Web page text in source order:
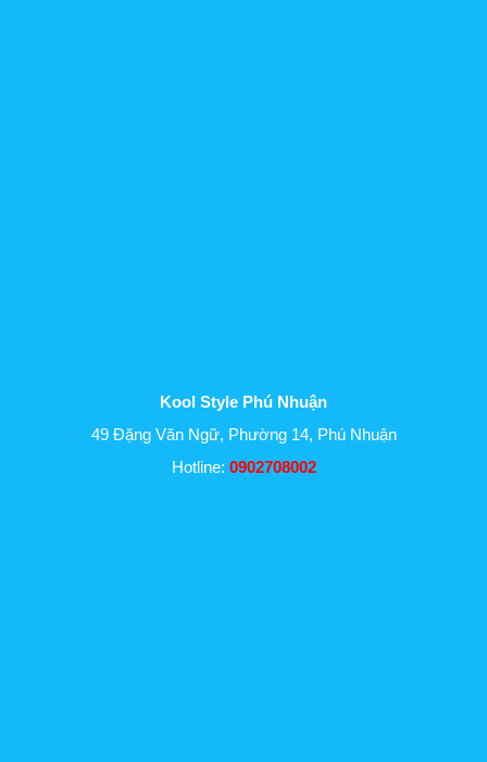
Kool Style Phú Nhuận
49 Đặng Văn Ngữ, Phường 14, Phú Nhuận
Hotline: 0902708002